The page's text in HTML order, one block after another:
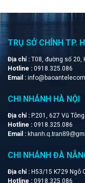
TRỤ SỞ CHÍNH TP.
Địa chỉ : T08, đường số 20,
Hotline : 0918.325.086
Email :
CHI NHÁNH HÀ NỘI
Địa chỉ : P.201, 627 Vũ
Hotline : 0918.325.086
Email :
CHI NHÁNH ĐÀ
Địa chỉ : H53/15 K729 Ngô
Hotline : 0918.325.086